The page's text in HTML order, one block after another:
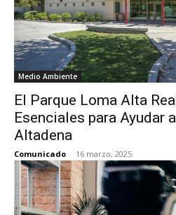
Medio Ambiente
El Parque Loma Alta
Esenciales para Ayudar
Altadena
Comunicado - 16 marzo, 2025